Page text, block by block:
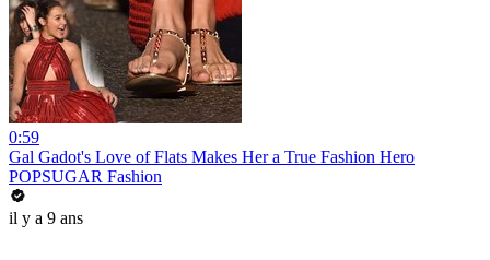
0:59
Gal Gadot's Love of Flats Makes Her a True Fashion Hero
POPSUGAR Fashion
il y a 9 ans